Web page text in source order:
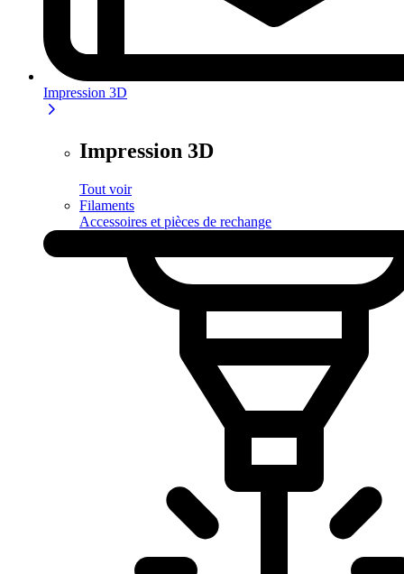
Impression 3D
Impression 3D
Tout voir
Filaments
Accessoires et pièces de rechange